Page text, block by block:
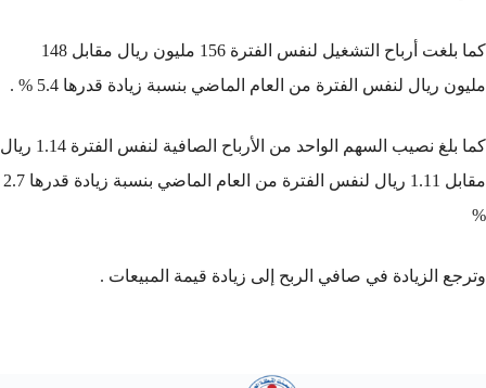
كما بلغت أرباح التشغيل لنفس الفترة 156 مليون ريال مقابل 148
مليون ريال لنفس الفترة من العام الماضي بنسبة زيادة قدرها 5.4 % .
كما بلغ نصيب السهم الواحد من الأرباح الصافية لنفس الفترة 1.14 ريال
مقابل 1.11 ريال لنفس الفترة من العام الماضي بنسبة زيادة قدرها 2.7
%
وترجع الزيادة في صافي الربح إلى زيادة قيمة المبيعات .